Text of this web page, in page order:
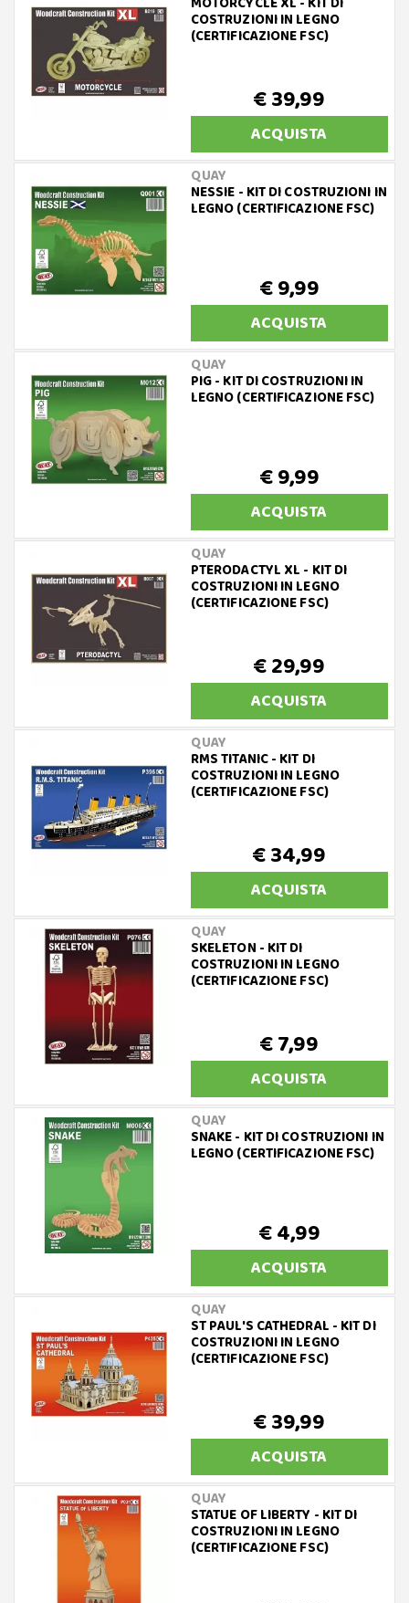
COSTRUZIONI IN LEGNO
(CERTIFICAZIONE FSC)
€ 39,99
ACQUISTA
QUAY
NESSIE - KIT DI COSTRUZIONI IN
LEGNO (CERTIFICAZIONE FSC)
€ 9,99
ACQUISTA
QUAY
PIG - KIT DI COSTRUZIONI IN
LEGNO (CERTIFICAZIONE FSC)
€ 9,99
ACQUISTA
QUAY
PTERODACTYL XL - KIT DI
COSTRUZIONI IN LEGNO
(CERTIFICAZIONE FSC)
€ 29,99
ACQUISTA
QUAY
RMS TITANIC - KIT DI
COSTRUZIONI IN LEGNO
(CERTIFICAZIONE FSC)
€ 34,99
ACQUISTA
QUAY
SKELETON - KIT DI
COSTRUZIONI IN LEGNO
(CERTIFICAZIONE FSC)
€ 7,99
ACQUISTA
QUAY
SNAKE - KIT DI COSTRUZIONI IN
LEGNO (CERTIFICAZIONE FSC)
€ 4,99
ACQUISTA
QUAY
ST PAUL'S CATHEDRAL - KIT DI
COSTRUZIONI IN LEGNO
(CERTIFICAZIONE FSC)
€ 39,99
ACQUISTA
QUAY
STATUE OF LIBERTY - KIT DI
COSTRUZIONI IN LEGNO
(CERTIFICAZIONE FSC)